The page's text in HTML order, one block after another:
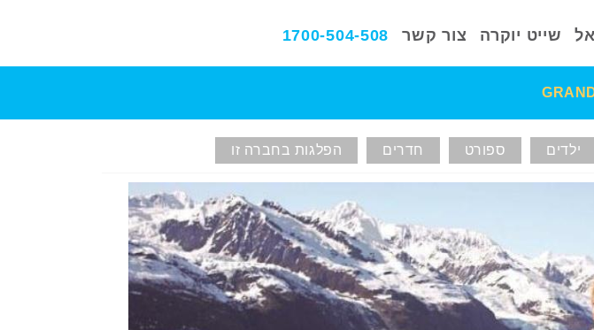
שייט יוקרה צור קשר 1700-504-508
ילדים ספורט חדרים הפלגות בחברה זו